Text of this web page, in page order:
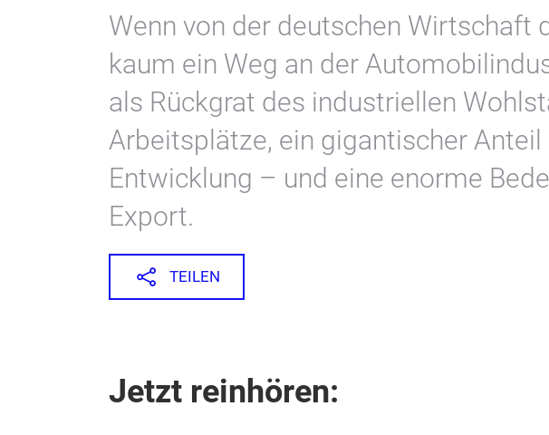
Wenn von der deutschen Wirtschaft
kaum ein Weg an der
als Rückgrat des industriellen
Arbeitsplätze, ein gigantischer Anteil
Entwicklung – und eine enorme
Export.
TEILEN
Jetzt reinhören: